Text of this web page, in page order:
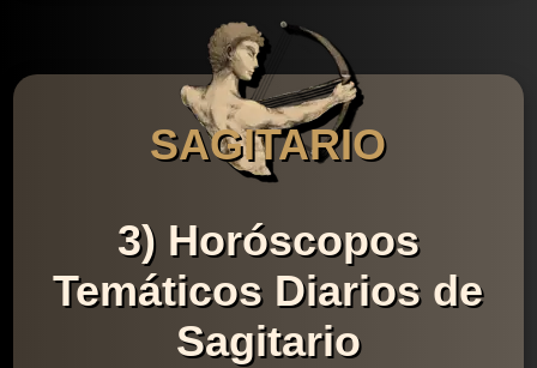
SAGITARIO
3) Horóscopos
Temáticos Diarios de
Sagitario